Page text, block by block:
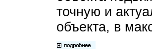
точную и
объекта, в